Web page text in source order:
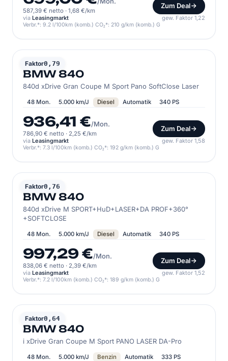
587,39 € netto · 1,68 €/km
Zum Deal
via Leasingmarkt gew. Faktor 1,22
Verbr.*: 9.2 l/100km (komb.) CO₂*: 210 g/km (komb.) G
Faktor0,79
BMW
BMW 840
840d xDrive Gran Coupe M Sport Pano SoftClose Laser
48 Mon. 5.000 km/J Diesel Automatik 340 PS
936,41 €/Mon.
786,90 € netto · 2,25 €/km
Zum Deal
via Leasingmarkt gew. Faktor 1,58
Verbr.*: 7.3 l/100km (komb.) CO₂*: 192 g/km (komb.) G
Faktor0,76
BMW
BMW 840
840d xDrive M SPORT+HuD+LASER+DA PROF+360°
+SOFTCLOSE
48 Mon. 5.000 km/J Diesel Automatik 340 PS
997,29 €/Mon.
838,06 € netto · 2,39 €/km
Zum Deal
via Leasingmarkt gew. Faktor 1,52
Verbr.*: 7.2 l/100km (komb.) CO₂*: 189 g/km (komb.) G
Faktor0,64
BMW
BMW 840
i xDrive Gran Coupe M Sport PANO LASER DA-Pro
48 Mon. 5.000 km/J Benzin Automatik 333 PS